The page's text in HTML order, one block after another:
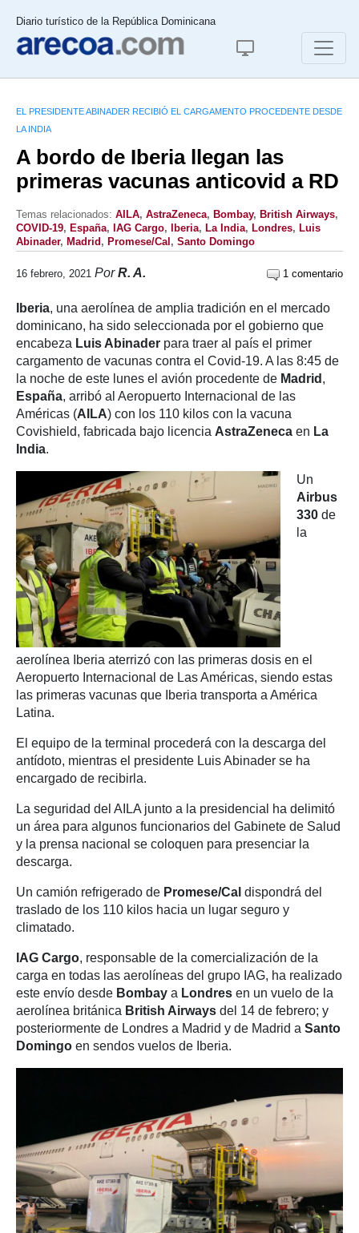
Diario turístico de la República Dominicana
EL PRESIDENTE ABINADER RECIBIÓ EL CARGAMENTO PROCEDENTE DESDE
LA INDIA
A bordo de Iberia llegan las
primeras vacunas anticovid a RD
Temas relacionados: AILA, AstraZeneca, Bombay, British Airways,
COVID-19, España, IAG Cargo, Iberia, La India, Londres, Luis
Abinader, Madrid , Promese/Cal , Santo Domingo
16 febrero, 2021 PorR. A. 1 comentario
Iberia, una aerolínea de amplia tradición en el mercado
dominicano, ha sido seleccionada por el gobierno que
encabeza Luis Abinader para traer al país el primer
cargamento de vacunas contra el Covid-19. A las 8:45 de
la noche de este lunes el avión procedente de Madrid ,
España, arribó al Aeropuerto Internacional de las
Américas (AILA) con los 110 kilos con la vacuna
Covishield, fabricada bajo licencia AstraZeneca en La
India.
Un
Airbus
330 de
la
aerolínea Iberia aterrizó con las primeras dosis en el
Aeropuerto Internacional de Las Américas, siendo estas
las primeras vacunas que Iberia transporta a América
Latina.
El equipo de la terminal procederá con la descarga del
antídoto, mientras el presidente Luis Abinader se ha
encargado de recibirla.
La seguridad del AILA junto a la presidencial ha delimitó
un área para algunos funcionarios del Gabinete de Salud
y la prensa nacional se coloquen para presenciar la
descarga.
Un camión refrigerado de Promese/Cal dispondrá del
traslado de los 110 kilos hacia un lugar seguro y
climatado.
IAG Cargo, responsable de la comercialización de la
carga en todas las aerolíneas del grupo IAG, ha realizado
este envío desde Bombay a Londres en un vuelo de la
aerolínea británica British Airways del 14 de febrero; y
posteriormente de Londres a Madrid y de Madrid a Santo
Domingo en sendos vuelos de Iberia.